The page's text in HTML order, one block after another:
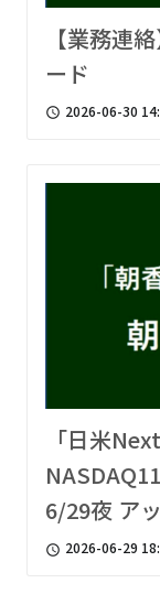
【業務連
ード
access_time 2026-06-30
「日米
6/29夜 アッ
access_time 2026-06-29